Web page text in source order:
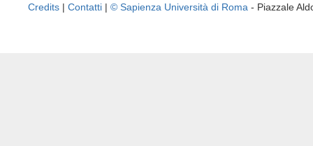
Credits | Contatti | © Sapienza Università di Roma - Piazzale